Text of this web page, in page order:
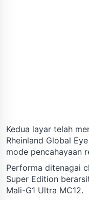
Kedua layar telah
Rheinland Global
mode pencahayaan
Performa ditenagai
Super Edition
Mali-G1 Ultra MC12.